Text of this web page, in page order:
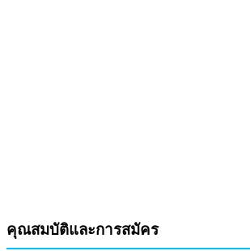
คุณสมบัติและการสมัคร